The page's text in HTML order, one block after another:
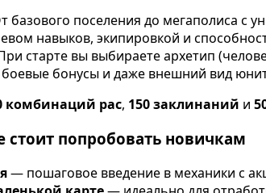
базового поселения до мегаполиса с
навыков, экипировкой и
старте вы выбираете архетип
боевые бонусы и даже внешний вид
комбинаций рас, 150 заклинаний и
попробовать новичкам
— пошаговое введение в механики с